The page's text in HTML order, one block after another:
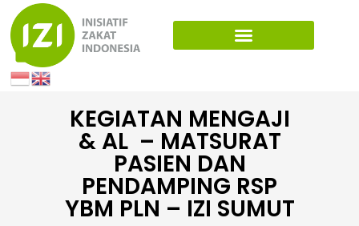
KEGIATAN MENGAJI
& AL – MATSURAT
PASIEN DAN
PENDAMPING RSP
YBM PLN – IZI SUMUT